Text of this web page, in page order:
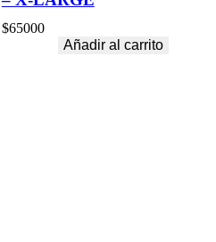
$65000
Añadir al carrito